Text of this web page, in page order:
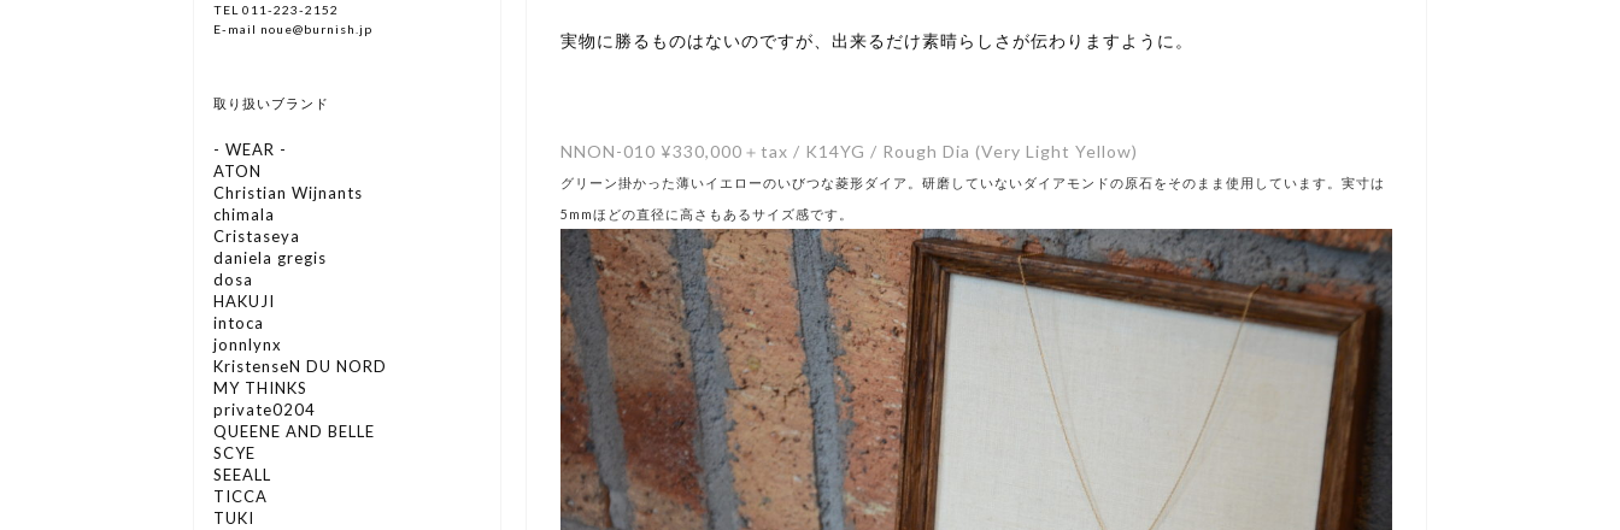
実物に勝るものはないのですが、出来るだけ素晴らしさが伝わりますように。
NNON-010 ¥330,000＋tax / K14YG / Rough Dia (Very Light Yellow)
グリーン掛かった薄いイエローのいびつな菱形ダイア。研磨していないダイアモンドの原石をそのまま使用しています。実寸は
5mmほどの直径に高さもあるサイズ感です。
TEL 011-223-2152
E-mail noue@burnish.jp
取り扱いブランド
- WEAR -
ATON
Christian Wijnants
chimala
Cristaseya
daniela gregis
dosa
HAKUJI
intoca
jonnlynx
KristenseN DU NORD
MY THINKS
private0204
QUEENE AND BELLE
SCYE
SEEALL
TICCA
TUKI